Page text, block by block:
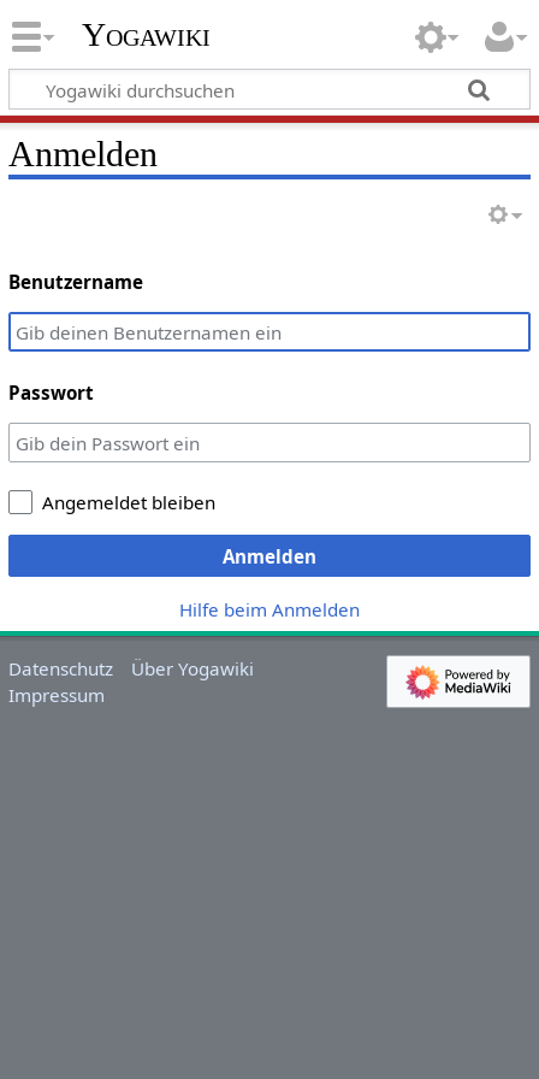
Yogawiki
Anmelden
Benutzername
Passwort
Angemeldet bleiben
Anmelden
Hilfe beim Anmelden
Datenschutz
Über Yogawiki
Impressum